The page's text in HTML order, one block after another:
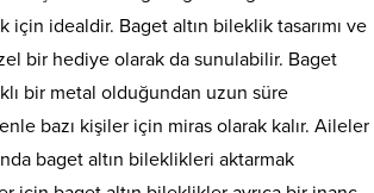
idealdir. Baget altın bileklik tasarımı ve
bir hediye olarak da sunulabilir. Baget
bir metal olduğundan uzun süre
bazı kişiler için miras olarak kalır. Aileler
baget altın bileklikleri aktarmak